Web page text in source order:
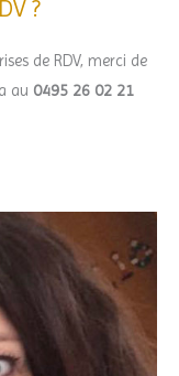
?
de RDV, merci de
au 0495 26 02 21